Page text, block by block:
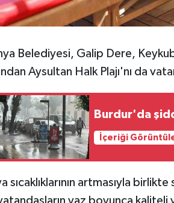
Belediyesi, Galip Dere,
Aysultan Halk Plajı'nı da
Burdur'da
İçeriği
sıcaklıklarının artmasıyla
yaz boyunca